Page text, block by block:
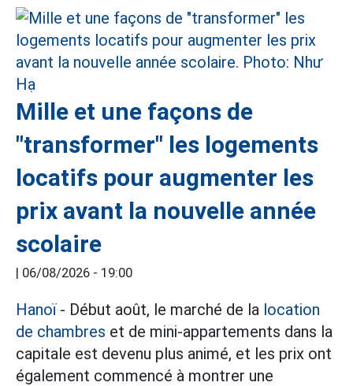
Mille et une façons de
"transformer" les logements
locatifs pour augmenter les
prix avant la nouvelle année
scolaire
| 06/08/2026 - 19:00
Hanoï- Début août, le marché de la location
de chambres et de mini-appartements dans la
capitale est devenu plus animé, et les prix ont
également commencé à montrer une